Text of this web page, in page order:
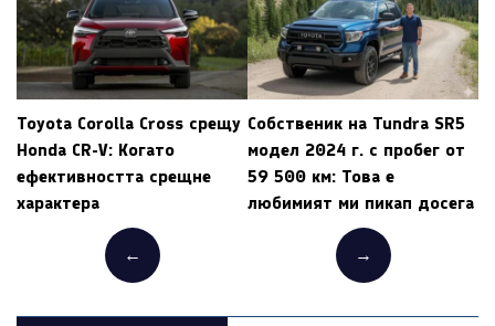
Toyota Corolla Cross срещу
Honda CR-V: Когато
ефективността срещне
характера
←
Собственик на Tundra SR5
модел 2024 г. с пробег от
59 500 км: Това е
любимият ми пикап досега
→